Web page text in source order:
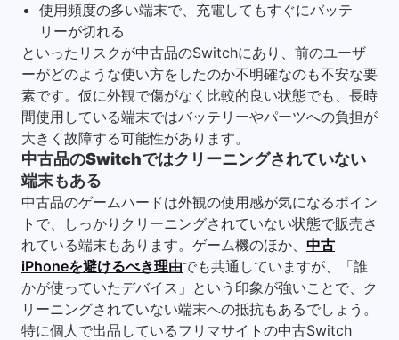
使用頻度の多い端末で、充電してもすぐにバッテ
リーが切れる
といったリスクが中古品のSwitchにあり、前のユーザ
ーがどのような使い方をしたのか不明確なのも不安な要
素です。仮に外観で傷がなく比較的良い状態でも、長時
間使用している端末ではバッテリーやパーツへの負担が
大きく故障する可能性があります。
中古品のSwitchではクリーニングされていない
端末もある
中古品のゲームハードは外観の使用感が気になるポイン
トで、しっかりクリーニングされていない状態で販売さ
れている端末もあります。ゲーム機のほか、 中古
iPhoneを避けるべき理由でも共通していますが、「誰
かが使っていたデバイス」という印象が強いことで、ク
リーニングされていない端末への抵抗もあるでしょう。
特に個人で出品しているフリマサイトの中古Switch